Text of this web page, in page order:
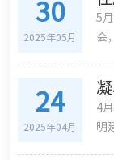
30
2025年05月
5
会
24
2025年04月
4
明